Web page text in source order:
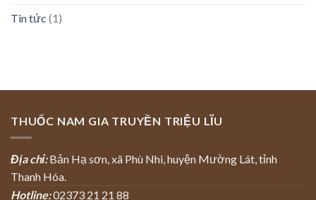
Tin tức (1)
THUỐC NAM GIA TRUYỀN TRIỆU LĨU
Địa chỉ:Bản Hạ sơn, xã Phù Nhi, huyện Mường Lát, tỉnh
Thanh Hóa.
Hotline:02373 21 21 88